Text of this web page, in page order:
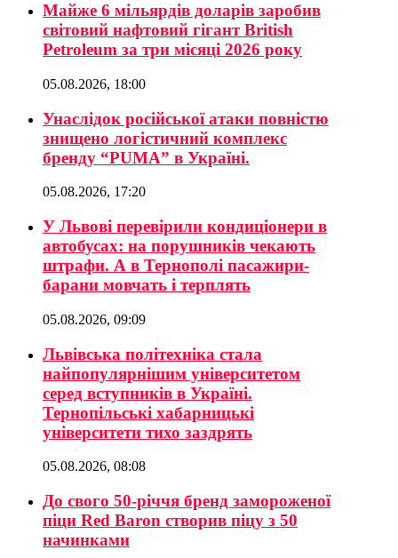
Майже 6 мільярдів доларів заробив
світовий нафтовий гігант British
Petroleum за три місяці 2026 року
05.08.2026, 18:00
Унаслідок російської атаки повністю
знищено логістичний комплекс
бренду “PUMA” в Україні.
05.08.2026, 17:20
У Львові перевірили кондиціонери в
автобусах: на порушників чекають
штрафи. А в Тернополі пасажири-
барани мовчать і терплять
05.08.2026, 09:09
Львівська політехніка стала
найпопулярнішим університетом
серед вступників в Україні.
Тернопільські хабарницькі
університети тихо заздрять
05.08.2026, 08:08
До свого 50-річчя бренд замороженої
піци Red Baron створив піцу з 50
начинками